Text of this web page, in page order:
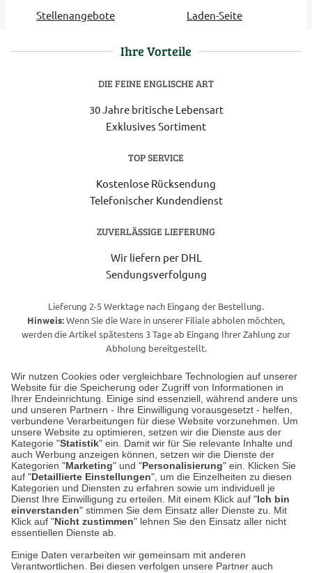
Wir nutzen Cookies oder vergleichbare Technologien auf unserer
Website für die Speicherung oder Zugriff von Informationen in
Ihrer Endeinrichtung. Einige sind essenziell, während andere uns
und unseren Partnern - Ihre Einwilligung vorausgesetzt - helfen,
verbundene Verarbeitungen für diese Website vorzunehmen. Um
unsere Website zu optimieren, setzen wir die Dienste aus der
Kategorie "Statistik" ein. Damit wir für Sie relevante Inhalte und
auch Werbung anzeigen können, setzen wir die Dienste der
Kategorien "Marketing" und "Personalisierung" ein. Klicken Sie
auf "Detaillierte Einstellungen", um die Einzelheiten zu diesen
Kategorien und Diensten zu erfahren sowie um individuell je
Dienst Ihre Einwilligung zu erteilen. Mit einem Klick auf "Ich bin
einverstanden" stimmen Sie dem Einsatz aller Dienste zu. Mit
Klick auf "Nicht zustimmen" lehnen Sie den Einsatz aller nicht
essentiellen Dienste ab.
Einige Daten verarbeiten wir gemeinsam mit anderen
Verantwortlichen. Bei diesen verfolgen unsere Partner auch
Stellenangebote
Laden-Seite
Ihre Vorteile
DIE FEINE ENGLISCHE ART
30 Jahre britische Lebensart
Exklusives Sortiment
TOP SERVICE
Kostenlose Rücksendung
Telefonischer Kundendienst
ZUVERLÄSSIGE LIEFERUNG
Wir liefern per DHL
Sendungsverfolgung
Lieferung 2-5 Werktage nach Eingang der Bestellung.
Hinweis:Wenn Sie die Ware in unserer Filiale abholen möchten,
werden die Artikel spätestens 3 Tage ab Eingang Ihrer Zahlung zur
Abholung bereitgestellt.
Unser Geschäft in Meckenheim
Auf dem Steinbüchel 6
53340 Meckenheim
Montag bis Samstag 9:00 Uhr bis 18:00 Uhr
weitere Information
Hier finden Sie uns im Netz